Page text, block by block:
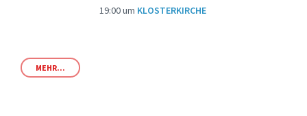
19:00um KLOSTERKIRCHE
MEHR...